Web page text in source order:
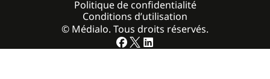
© Médialo. Tous droits réservés.
Politique de confidentialité
Conditions d’utilisation